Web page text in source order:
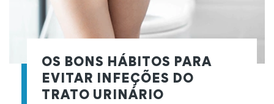
OS BONS HÁBITOS PARA
EVITAR INFEÇÕES DO
TRATO URINÁRIO